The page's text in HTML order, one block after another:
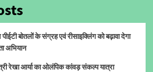
बोतलों के संग्रह एवं रीसाइक्लिंग को बढ़ावा देगा
अभियान
रेखा आर्या का ओलंपिक कांवड़ संकल्प यात्रा